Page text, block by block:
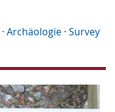
· Archäologie · Survey